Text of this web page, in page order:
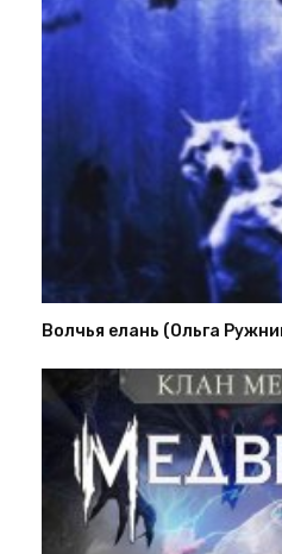
Волчья елань (Ольга